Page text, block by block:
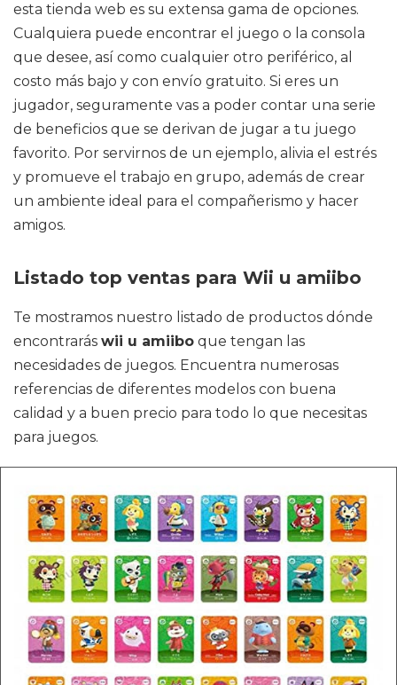
esta tienda web es su extensa gama de opciones.
Cualquiera puede encontrar el juego o la consola
que desee, así como cualquier otro periférico, al
costo más bajo y con envío gratuito. Si eres un
jugador, seguramente vas a poder contar una serie
de beneficios que se derivan de jugar a tu juego
favorito. Por servirnos de un ejemplo, alivia el estrés
y promueve el trabajo en grupo, además de crear
un ambiente ideal para el compañerismo y hacer
amigos.
Listado top ventas para Wii u amiibo
Te mostramos nuestro listado de productos dónde
encontrarás wii u amiibo que tengan las
necesidades de juegos. Encuentra numerosas
referencias de diferentes modelos con buena
calidad y a buen precio para todo lo que necesitas
para juegos.